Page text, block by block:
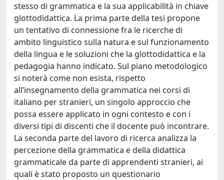
stesso di grammatica e la sua applicabilità in chiave
glottodidattica. La prima parte della tesi propone
un tentativo di connessione fra le ricerche di
ambito linguistico sulla natura e sul funzionamento
della lingua e le soluzioni che la glottodidattica e la
pedagogia hanno indicato. Sul piano metodologico
si noterà come non esista, rispetto
all’insegnamento della grammatica nei corsi di
italiano per stranieri, un singolo approccio che
possa essere applicato in ogni contesto e con i
diversi tipi di discenti che il docente può incontrare.
La seconda parte del lavoro di ricerca analizza la
percezione della grammatica e della didattica
grammaticale da parte di apprendenti stranieri, ai
quali è stato proposto un questionario